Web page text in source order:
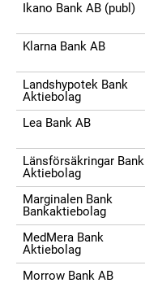
Ikano Bank AB (publ)
Klarna Bank AB
Landshypotek Bank
Aktiebolag
Lea Bank AB
Länsförsäkringar Bank
Aktiebolag
Marginalen Bank
Bankaktiebolag
MedMera Bank
Aktiebolag
Morrow Bank AB